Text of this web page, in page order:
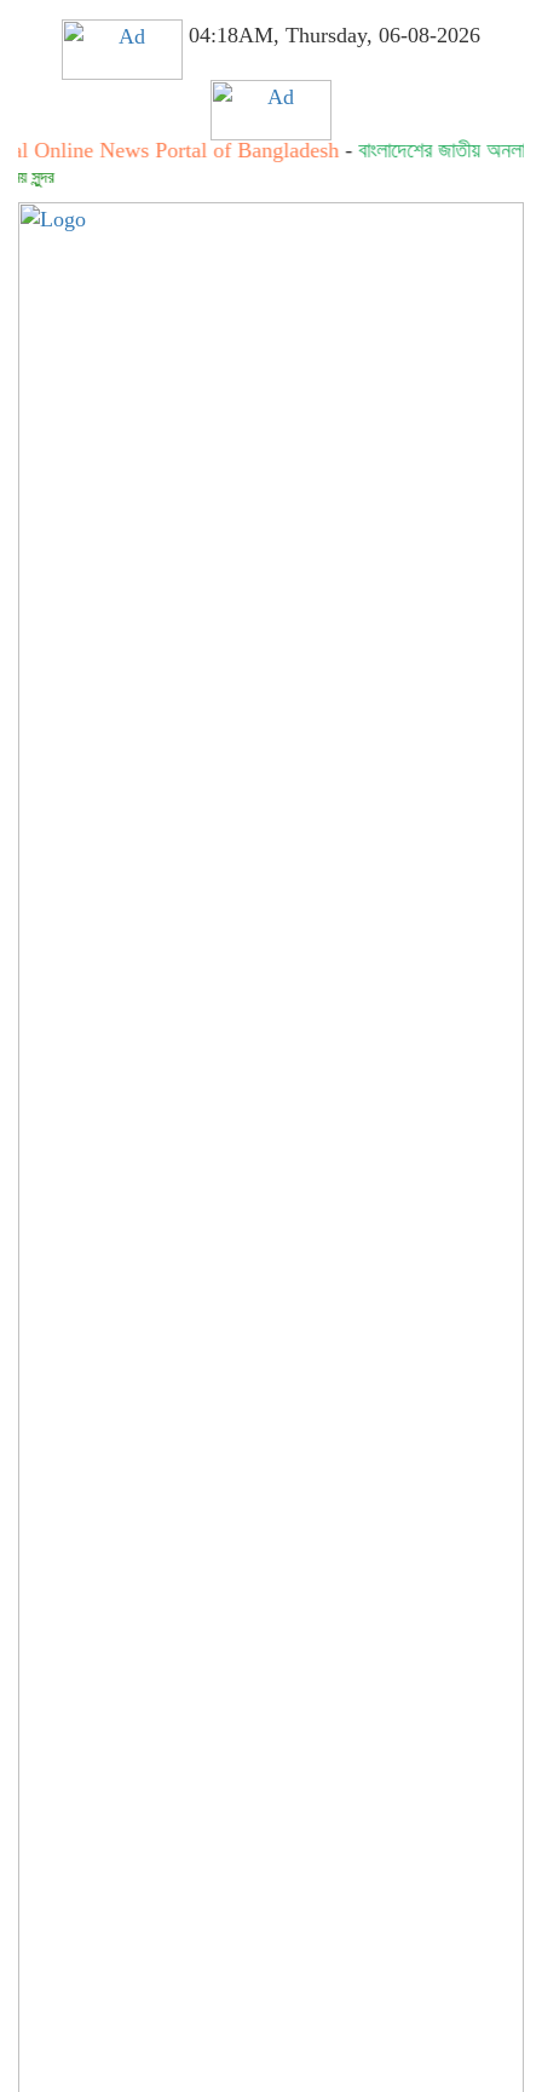
04:18AM, Thursday, 06-08-2026
News Portal of Bangladesh-বাংলাদেশের জাতীয় অনলাইন নিউজ